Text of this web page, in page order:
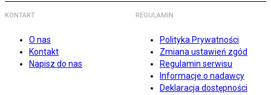
KONTAKT
O nas
Kontakt
Napisz do nas
REGULAMIN
Polityka Prywatności
Zmiana ustawień zgód
Regulamin serwisu
Informacje o nadawcy
Deklaracja dostępności